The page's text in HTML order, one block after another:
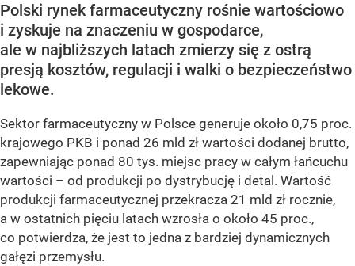
Polski rynek farmaceutyczny rośnie wartościowo
i zyskuje na znaczeniu w gospodarce,
ale w najbliższych latach zmierzy się z ostrą
presją kosztów, regulacji i walki o bezpieczeństwo
lekowe.
Sektor farmaceutyczny w Polsce generuje około 0,75 proc.
krajowego PKB i ponad 26 mld zł wartości dodanej brutto,
zapewniając ponad 80 tys. miejsc pracy w całym łańcuchu
wartości – od produkcji po dystrybucję i detal. Wartość
produkcji farmaceutycznej przekracza 21 mld zł rocznie,
a w ostatnich pięciu latach wzrosła o około 45 proc.,
co potwierdza, że jest to jedna z bardziej dynamicznych
gałęzi przemysłu.